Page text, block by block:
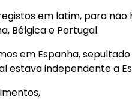
em latim, para
Bélgica e Portugal.
em Espanha,
estava independente a